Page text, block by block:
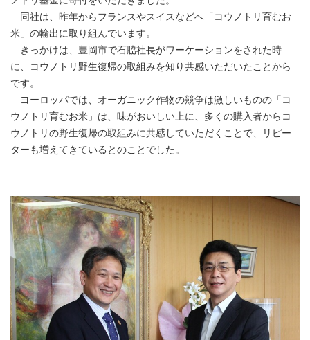
同社は、昨年からフランスやスイスなどへ「コウノトリ育むお
米」の輸出に取り組んでいます。
きっかけは、豊岡市で石脇社長がワーケーションをされた時
に、コウノトリ野生復帰の取組みを知り共感いただいたことから
です。
ヨーロッパでは、オーガニック作物の競争は激しいものの「コ
ウノトリ育むお米」は、味がおいしい上に、多くの購入者からコ
ウノトリの野生復帰の取組みに共感していただくことで、リピー
ターも増えてきているとのことでした。